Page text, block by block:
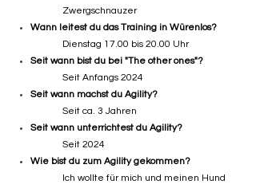
Zwergschnauzer
Wann leitest du das Training in Würenlos?
Dienstag 17.00 bis 20.00 Uhr
Seit wann bist du bei "The other ones"?
Seit Anfangs 2024
Seit wann machst du Agility?
Seit ca. 3 Jahren
Seit wann unterrichtest du Agility?
Seit 2024
Wie bist du zum Agility gekommen?
Ich wollte für mich und meinen Hund